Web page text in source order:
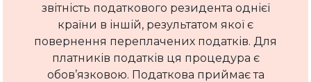
звітність податкового резидента однієї
країни в іншій, результатом якої є
повернення переплачених податків. Для
платників податків ця процедура є
обов’язковою. Податкова приймає та